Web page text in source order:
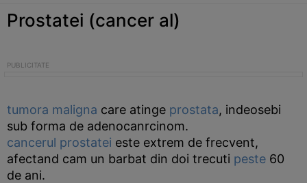
Prostatei (cancer al)
tumora maligna care atinge prostata, indeosebi
sub forma de adenocanrcinom.
cancerul prostatei este extrem de frecvent,
afectand cam un barbat din doi trecuti peste 60
de ani.